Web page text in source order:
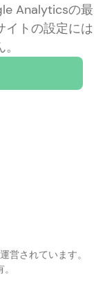
Analyticsの最
イトの設定には
営されています。